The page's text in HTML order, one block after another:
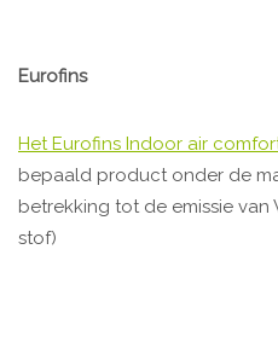
Eurofins
Het Eurofins Indoor air
bepaald product onder de
betrekking tot de emissie
stof)